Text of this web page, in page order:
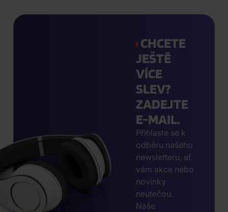
CHCETE
JEŠTĚ
VÍCE
SLEV?
ZADEJTE
E-MAIL.
Přihlaste se k
odběru našeho
newsletteru, ať
vám akce nebo
novinky
neutečou.
Naše